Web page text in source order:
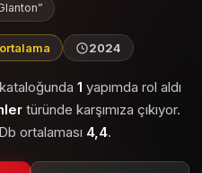
2024
1 yapımda rol aldı
türünde karşımıza çıkıyor.
ortalaması 4,4.